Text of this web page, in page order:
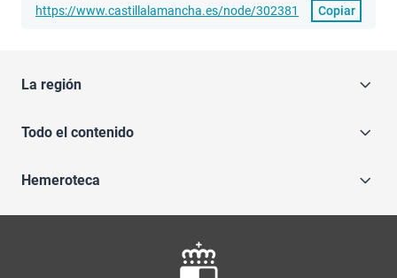
https://www.castillalamancha.es/node/302381
Copiar
La región
Todo el contenido
Hemeroteca